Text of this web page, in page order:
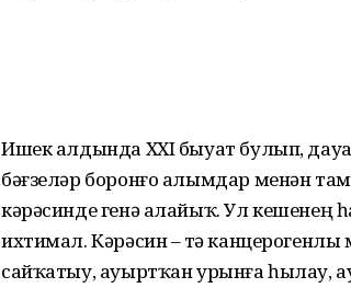
Ишек алдында ХХI быуат булып,
бәғзеләр боронғо алымдар менән
кәрәсинде генә алайыҡ. Ул кешенең
ихтимал. Кә­рәсин – үтә
сайҡатыу, ауырт­ҡан урынға